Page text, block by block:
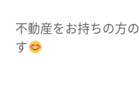
不動産をお持ちの方
す